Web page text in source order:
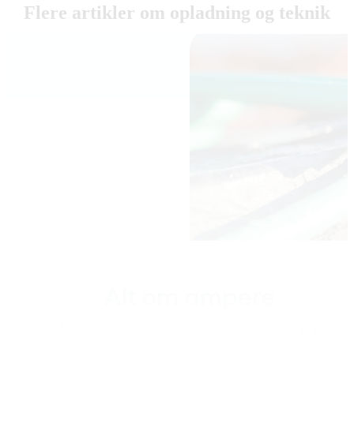
Flere artikler om opladning og teknik